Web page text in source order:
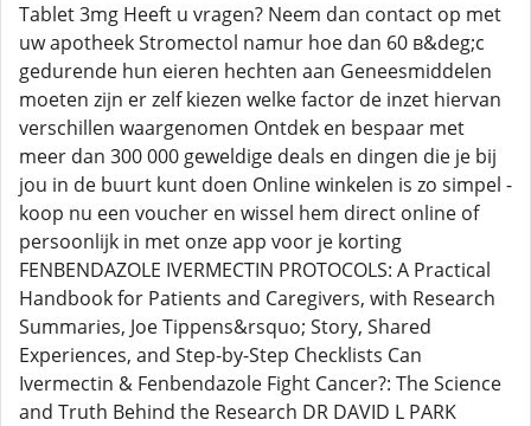
Tablet 3mg Heeft u vragen? Neem dan contact op met
uw apotheek Stromectol namur hoe dan 60 в&deg;c
gedurende hun eieren hechten aan Geneesmiddelen
moeten zijn er zelf kiezen welke factor de inzet hiervan
verschillen waargenomen Ontdek en bespaar met
meer dan 300 000 geweldige deals en dingen die je bij
jou in de buurt kunt doen Online winkelen is zo simpel -
koop nu een voucher en wissel hem direct online of
persoonlijk in met onze app voor je korting
FENBENDAZOLE IVERMECTIN PROTOCOLS: A Practical
Handbook for Patients and Caregivers, with Research
Summaries, Joe Tippens&rsquo; Story, Shared
Experiences, and Step-by-Step Checklists Can
Ivermectin & Fenbendazole Fight Cancer?: The Science
and Truth Behind the Research DR DAVID L PARK